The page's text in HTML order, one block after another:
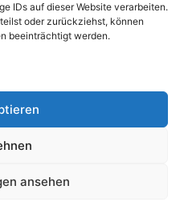
IDs auf dieser Website verarbeiten.
oder zurückziehst, können
beeinträchtigt werden.
ansehen